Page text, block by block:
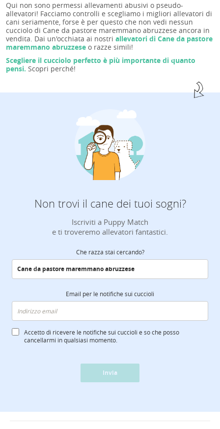
Qui non sono permessi allevamenti abusivi o pseudo-
allevatori! Facciamo controlli e scegliamo i migliori allevatori di
cani seriamente, forse è per questo che non vedi nessun
cucciolo di Cane da pastore maremmano abruzzese ancora in
vendita. Dai un'occhiata ai nostri allevatori di Cane da pastore
maremmano abruzzese o razze simili!
Scegliere il cucciolo perfetto è più importante di quanto
pensi. Scopri perché!
Non trovi il cane dei tuoi sogni?
Iscriviti a Puppy Match
e ti troveremo allevatori fantastici.
Che razza stai cercando?
Email per le notifiche sui cuccioli
Accetto di ricevere le notifiche sui cuccioli e so che posso
cancellarmi in qualsiasi momento.
Invia